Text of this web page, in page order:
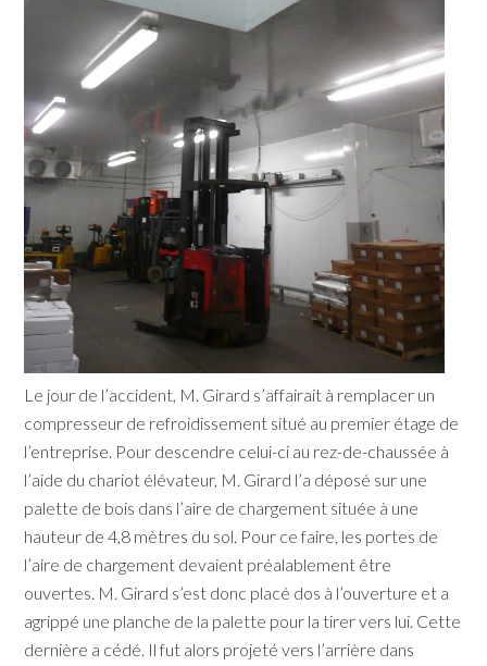
Le jour de l’accident, M. Girard s’affairait à remplacer un
compresseur de refroidissement situé au premier étage de
l’entreprise. Pour descendre celui-ci au rez-de-chaussée à
l’aide du chariot élévateur, M. Girard l’a déposé sur une
palette de bois dans l’aire de chargement située à une
hauteur de 4,8 mètres du sol. Pour ce faire, les portes de
l’aire de chargement devaient préalablement être
ouvertes. M. Girard s’est donc placé dos à l’ouverture et a
agrippé une planche de la palette pour la tirer vers lui. Cette
dernière a cédé. Il fut alors projeté vers l’arrière dans